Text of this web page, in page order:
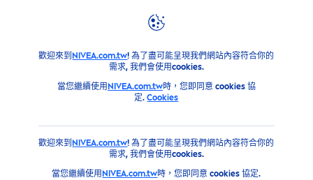
歡迎來到 NIVEA.com.tw! 為了盡可能呈現我們網站內容符合你的
需求, 我們會使用cookies.
當您繼續使用 NIVEA.com.tw時，您即同意 cookies 協
定.Cookies
歡迎來到 NIVEA.com.tw! 為了盡可能呈現我們網站內容符合你的
需求, 我們會使用cookies.
當您繼續使用 NIVEA.com.tw時，您即同意 cookies 協定.
產品 臉部
所有膚質